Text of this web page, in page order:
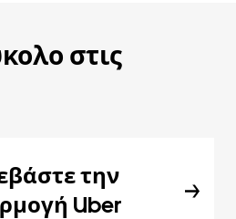
στις
την
Uber